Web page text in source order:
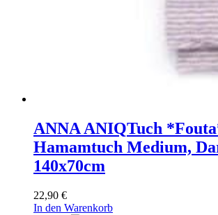
ANNA ANIQTuch
Hamamtuch Medium,
140x70cm
22,90 €
In den Warenkorb